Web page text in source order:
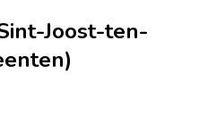
Joost-ten-